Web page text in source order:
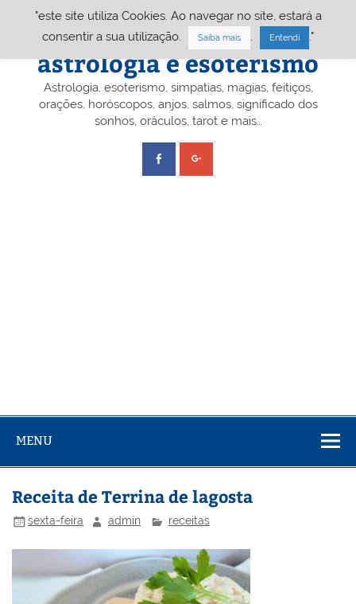
Portal A&E – Portal
astrologia e esoterismo
Astrologia, esoterismo, simpatias, magias, feitiços,
orações, horóscopos, anjos, salmos, significado dos
sonhos, oráculos, tarot e mais…
MENU
Receita de Terrina de lagosta
sexta-feira admin receitas
"este site utiliza Cookies. Ao navegar no site, estará a
consentir a sua utilização.
Saiba mais Entendi ."